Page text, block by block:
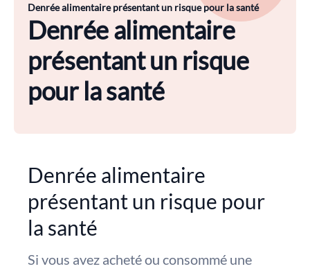
Denrée alimentaire présentant un risque pour la santé
Denrée alimentaire
présentant un risque
pour la santé
Denrée alimentaire
présentant un risque pour
la santé
Si vous avez acheté ou consommé une